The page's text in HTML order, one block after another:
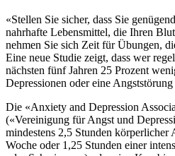
«Stellen Sie sicher, dass Sie
nahrhafte Lebensmittel, die Ihren
nehmen Sie sich Zeit für Übungen,
Eine neue Studie zeigt, dass wer
nächsten fünf Jahren 25 Prozent
Depressionen oder eine
Die «Anxiety and Depression
(«Vereinigung für Angst und
mindestens 2,5 Stunden
Woche oder 1,25 Stunden einer